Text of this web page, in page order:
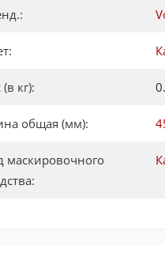
кг):
общая (мм):
маскировочного